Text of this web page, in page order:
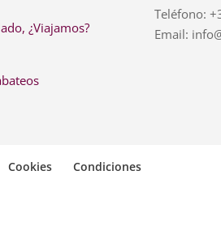
¿Viajamos?
Teléfono:
Email:
Cookies Condiciones